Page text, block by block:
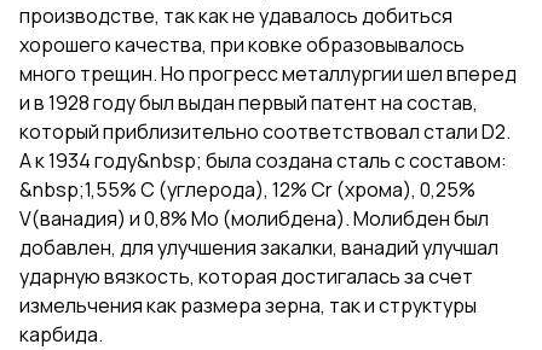
производстве, так как не удавалось добиться
хорошего качества, при ковке образовывалось
много трещин. Но прогресс металлургии шел вперед
и в 1928 году был выдан первый патент на состав,
который приблизительно соответствовал стали D2.
А к 1934 году&nbsp; была создана сталь с составом:
&nbsp;1,55% C (углерода), 12% Cr (хрома), 0,25%
V(ванадия) и 0,8% Mo (молибдена). Молибден был
добавлен, для улучшения закалки, ванадий улучшал
ударную вязкость, которая достигалась за счет
измельчения как размера зерна, так и структуры
карбида.